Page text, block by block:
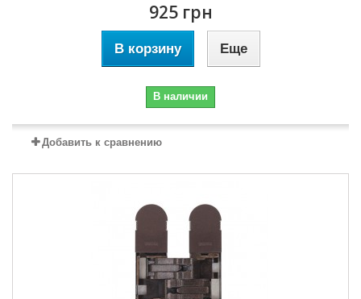
925 грн
В корзину Еще
В наличии
Добавить к сравнению